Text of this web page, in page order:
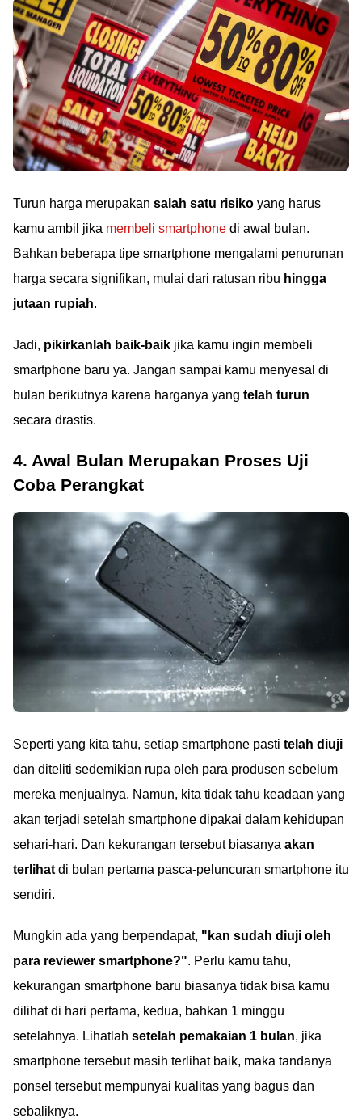
Turun harga merupakan salah satu risiko yang harus
kamu ambil jika membeli smartphone di awal bulan.
Bahkan beberapa tipe smartphone mengalami penurunan
harga secara signifikan, mulai dari ratusan ribu hingga
jutaan rupiah.
Jadi, pikirkanlah baik-baik jika kamu ingin membeli
smartphone baru ya. Jangan sampai kamu menyesal di
bulan berikutnya karena harganya yang telah turun
secara drastis.
4. Awal Bulan Merupakan Proses Uji
Coba Perangkat
Seperti yang kita tahu, setiap smartphone pasti telah diuji
dan diteliti sedemikian rupa oleh para produsen sebelum
mereka menjualnya. Namun, kita tidak tahu keadaan yang
akan terjadi setelah smartphone dipakai dalam kehidupan
sehari-hari. Dan kekurangan tersebut biasanya akan
terlihat di bulan pertama pasca-peluncuran smartphone itu
sendiri.
Mungkin ada yang berpendapat, "kan sudah diuji oleh
para reviewer smartphone?". Perlu kamu tahu,
kekurangan smartphone baru biasanya tidak bisa kamu
dilihat di hari pertama, kedua, bahkan 1 minggu
setelahnya. Lihatlah setelah pemakaian 1 bulan, jika
smartphone tersebut masih terlihat baik, maka tandanya
ponsel tersebut mempunyai kualitas yang bagus dan
sebaliknya.